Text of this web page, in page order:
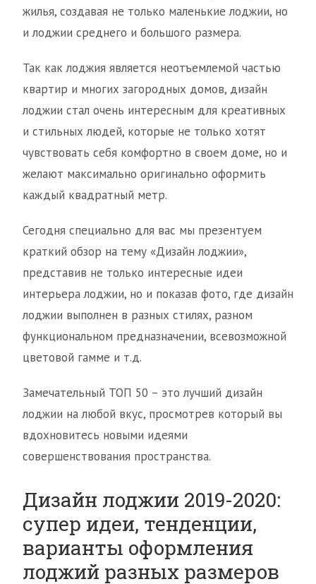
жилья, создавая не только маленькие лоджии, но
и лоджии среднего и большого размера.
Так как лоджия является неотъемлемой частью
квартир и многих загородных домов, дизайн
лоджии стал очень интересным для креативных
и стильных людей, которые не только хотят
чувствовать себя комфортно в своем доме, но и
желают максимально оригинально оформить
каждый квадратный метр.
Сегодня специально для вас мы презентуем
краткий обзор на тему «Дизайн лоджии»,
представив не только интересные идеи
интерьера лоджии, но и показав фото, где дизайн
лоджии выполнен в разных стилях, разном
функциональном предназначении, всевозможной
цветовой гамме и т.д.
Замечательный ТОП 50 – это лучший дизайн
лоджии на любой вкус, просмотрев который вы
вдохновитесь новыми идеями
совершенствования пространства.
Дизайн лоджии 2019-2020:
супер идеи, тенденции,
варианты оформления
лоджий разных размеров